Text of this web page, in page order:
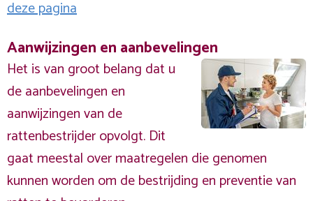
deze pagina
Aanwijzingen en aanbevelingen
Het is van groot belang dat u
de aanbevelingen en
aanwijzingen van de
rattenbestrijder opvolgt. Dit
gaat meestal over maatregelen die genomen
kunnen worden om de bestrijding en preventie van